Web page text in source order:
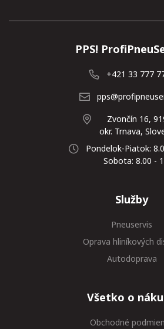
PPS!
+421 33 777
Zvončín 16,
okr. Trnava,
Pondelok-Piatok:
Sobota: 8.00 -
Služby
Pneuservis
Oprava hliníkových
Autodoprava
Všetko o
Obchodné